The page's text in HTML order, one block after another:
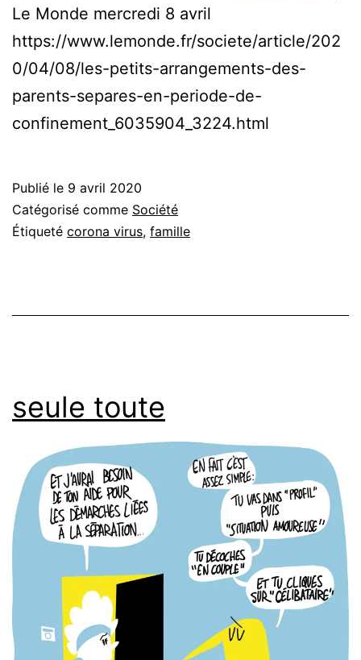
Le Monde mercredi 8 avril
https://www.lemonde.fr/societe/article/202
0/04/08/les-petits-arrangements-des-
parents-separes-en-periode-de-
confinement_6035904_3224.html
Publié le 9 avril 2020
Catégorisé comme Société
Étiqueté corona virus, famille
seule toute